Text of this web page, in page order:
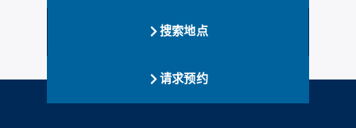
搜索地点
请求预约